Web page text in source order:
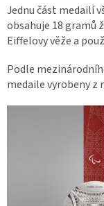
Jednu část medailí
obsahuje 18 gramů
Eiffelovy věže a
Podle
medaile vyrobeny z